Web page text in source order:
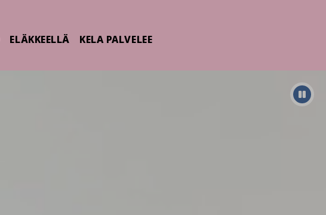
ELÄKKEELLÄ KELA PALVELEE